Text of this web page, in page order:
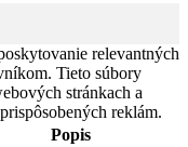
relevantných
Tieto súbory
stránkach a
reklám.
Popis